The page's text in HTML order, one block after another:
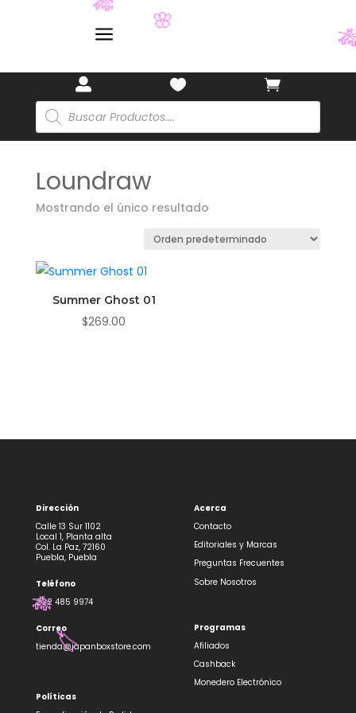
a
 

Búsqueda
de
productos
Loundraw
Mostrando el único resultado
Summer Ghost 01
$269.00
Dirección
Calle 13 Sur 1102
Local 1, Planta alta
Col. La Paz, 72160
Puebla, Puebla
Teléfono
222 485 9974
Correo
tienda@japanboxstore.com
Políticas
Acerca
Contacto
Editoriales y Marcas
Preguntas Frecuentes
Sobre Nosotros
Programas
Afiliados
Cashback
Monedero Electrónico
🎋
🏷️
🎋